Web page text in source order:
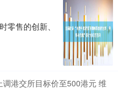
零售的创新、
港交所目标价至500港元 维